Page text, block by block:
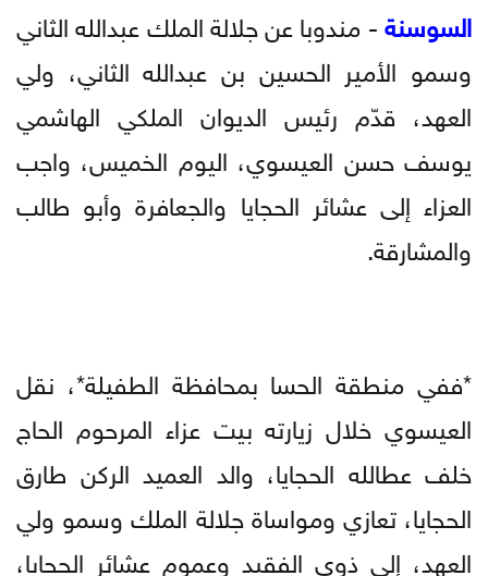
السوسنة- مندوبا عن جلالة الملك عبدالله الثاني
وسمو الأمير الحسين بن عبدالله الثاني، ولي
العهد، قدّم رئيس الديوان الملكي الهاشمي
يوسف حسن العيسوي، اليوم الخميس، واجب
العزاء إلى عشائر الحجايا والجعافرة وأبو طالب
والمشارقة.
*ففي منطقة الحسا بمحافظة الطفيلة*، نقل
العيسوي خلال زيارته بيت عزاء المرحوم الحاج
خلف عطالله الحجايا، والد العميد الركن طارق
الحجايا، تعازي ومواساة جلالة الملك وسمو ولي
العهد، إلى ذوي الفقيد وعموم عشائر الحجايا،